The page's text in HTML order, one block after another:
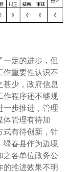
定的进步，但
作重要性认识不
甚少，政府信息
作程序还不够规
一步推进，管理
体管理有待加
式有待创新，针
绿春县作为边境
之各单位政务公
的推进效果不明